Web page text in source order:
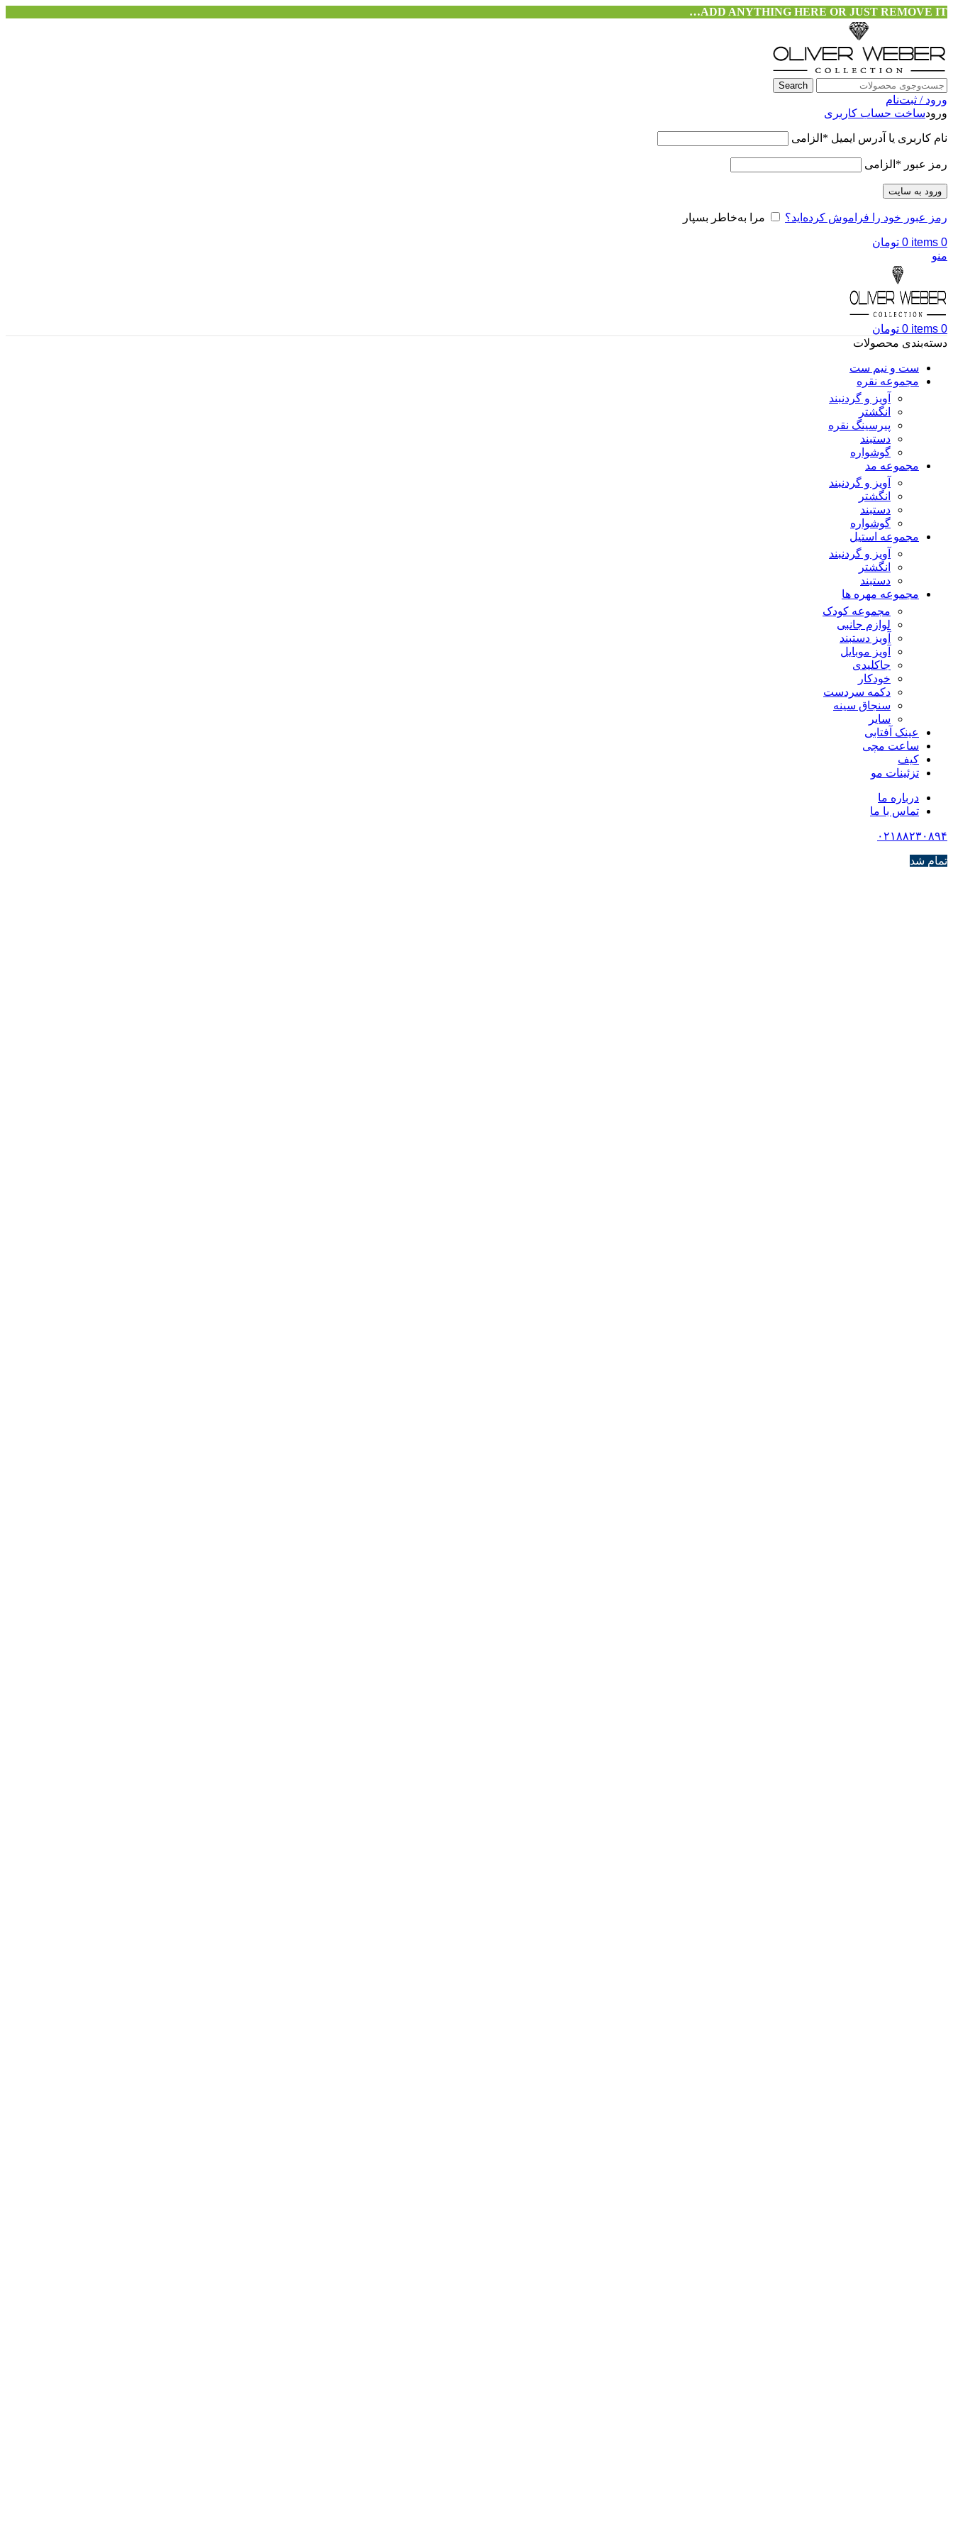
ADD ANYTHING HERE OR JUST REMOVE IT…
Search
ورود / ثبت‌نام
ورودساخت حساب کاربری
نام کاربری یا آدرس ایمیل * الزامی
رمز عبور * الزامی
ورود به سایت
رمز عبور خود را فراموش کرده‌اید؟ مرا به‌خاطر بسپار
0
items
0 تومان
منو
0
items
0 تومان
دسته‌بندی محصولات
ست و نیم ست
مجموعه نقره
آویز و گردنبند
انگشتر
پیرسینگ نقره
دستبند
گوشواره
مجموعه مد
آویز و گردنبند
انگشتر
دستبند
گوشواره
مجموعه استیل
آویز و گردنبند
انگشتر
دستبند
مجموعه مهره ها
مجموعه کودک
لوازم جانبی
آویز دستبند
آویز موبایل
جاکلیدی
خودکار
دکمه سردست
سنجاق سینه
سایر
عینک آفتابی
ساعت مچی
کیف
تزئینات مو
درباره ما
تماس با ما
۰۲۱۸۸۲۳۰۸۹۴
تمام شد